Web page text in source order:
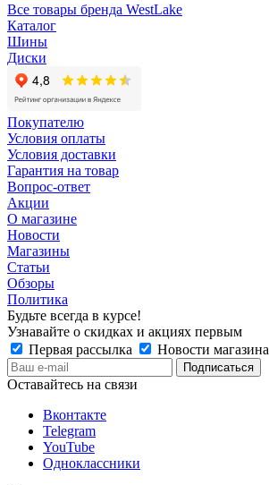
Все товары бренда WestLake
Каталог
Шины
Диски
Покупателю
Условия оплаты
Условия доставки
Гарантия на товар
Вопрос-ответ
Акции
О магазине
Новости
Магазины
Статьи
Обзоры
Политика
Будьте всегда в курсе!
Узнавайте о скидках и акциях первым
Первая рассылка
Новости магазина
Оставайтесь на связи
Вконтакте
Telegram
YouTube
Одноклассники